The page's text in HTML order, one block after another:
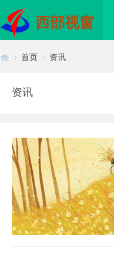
西部视窗
首页 资讯
资讯
配眼镜